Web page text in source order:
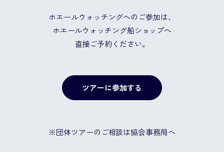
ホエールウォッチングへのご参加は、
ホエールウォッチング船ショップへ
直接ご予約ください。
ツアーに参加する
※団体ツアーのご相談は協会事務局へ